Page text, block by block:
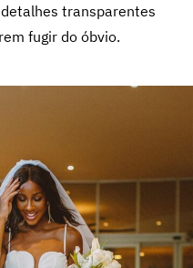
transparentes
fugir do óbvio.